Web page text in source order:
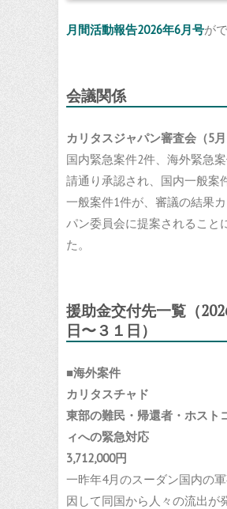
月間活動報告2026年6月号が
会議関係
カリタスジャパン審査会（5月
国内緊急案件2件、海外緊急
請通り承認され、国内一般案
一般案件1件が、審議の結果
パン委員会に提案されること
た。
援助金交付先一覧（202
日〜３１ 日）
■海外案件
カリタスチャド
東部の難民・帰還者・ホスト
ィへの緊急
3,712,000円
一昨年4月のスーダン国内の
因して同国から人々の流出が